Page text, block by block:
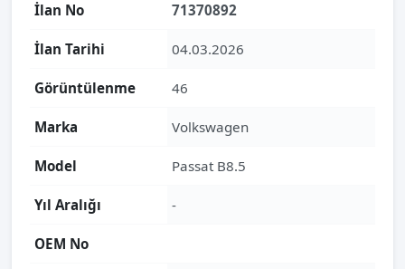
İlan No 71370892
İlan Tarihi 04.03.2026
Görüntülenme 46
Marka Volkswagen
Model Passat B8.5
Yıl Aralığı -
OEM No